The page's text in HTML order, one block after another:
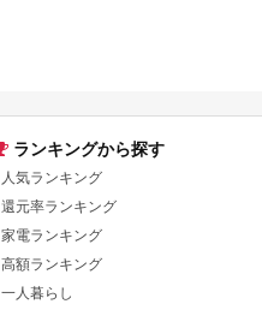
ランキングから探す
人気ランキング
還元率ランキング
家電ランキング
高額ランキング
一人暮らし